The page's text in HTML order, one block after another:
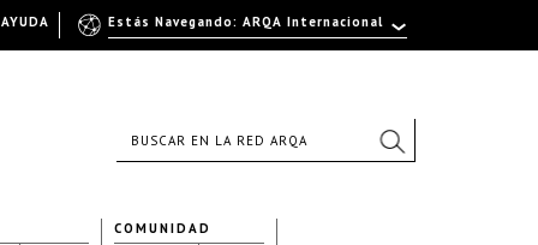
COMUNIDAD
Estás Navegando: ARQA Internacional
AYUDA